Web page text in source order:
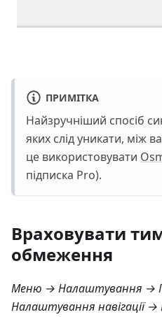
ПРИМІТКА
Найзручніший спосіб
яких слід уникати,
це використовувати
підписка Pro).
Враховувати
обмеження
Меню → Налаштування →
Налаштування навігації